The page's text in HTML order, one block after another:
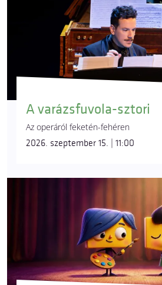
A varázsfuvola-sztori
Az operáról feketén-fehéren
2026. szeptember 15. | 11:00